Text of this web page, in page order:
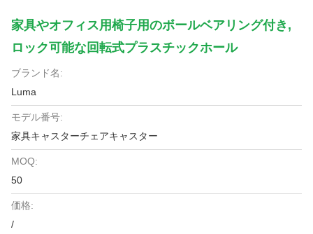
家具やオフィス用椅子用のボールベアリング付き,
ロック可能な回転式プラスチックホール
ブランド名:
Luma
モデル番号:
家具キャスターチェアキャスター
MOQ:
50
価格:
/